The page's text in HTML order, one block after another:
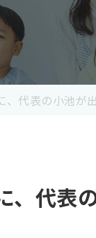
、代表の小池が
、代